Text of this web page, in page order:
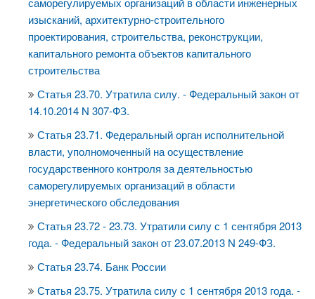
изысканий, архитектурно-строительного
проектирования, строительства, реконструкции,
капитального ремонта объектов капитального
строительства
Статья 23.70. Утратила силу. - Федеральный закон от
14.10.2014 N 307-ФЗ.
Статья 23.71. Федеральный орган исполнительной
власти, уполномоченный на осуществление
государственного контроля за деятельностью
саморегулируемых организаций в области
энергетического обследования
Статья 23.72 - 23.73. Утратили силу с 1 сентября 2013
года. - Федеральный закон от 23.07.2013 N 249-ФЗ.
Статья 23.74. Банк России
Статья 23.75. Утратила силу с 1 сентября 2013 года. -